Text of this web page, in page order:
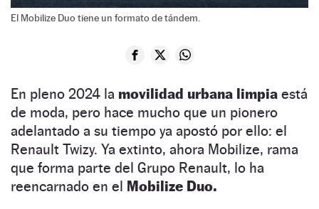
El Mobilize Duo tiene un formato de tándem.
En pleno 2024 la movilidad urbana limpia está
de moda, pero hace mucho que un pionero
adelantado a su tiempo ya apostó por ello: el
Renault Twizy. Ya extinto, ahora Mobilize, rama
que forma parte del Grupo Renault, lo ha
reencarnado en el Mobilize Duo.